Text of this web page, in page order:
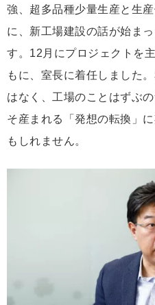
強、超多品種少量生産と生
に、新工場建設の話が始ま
す。12月にプロジェクトを
もに、室長に着任しました
はなく、工場のことはずぶ
そ産まれる「発想の転換」
もしれません。